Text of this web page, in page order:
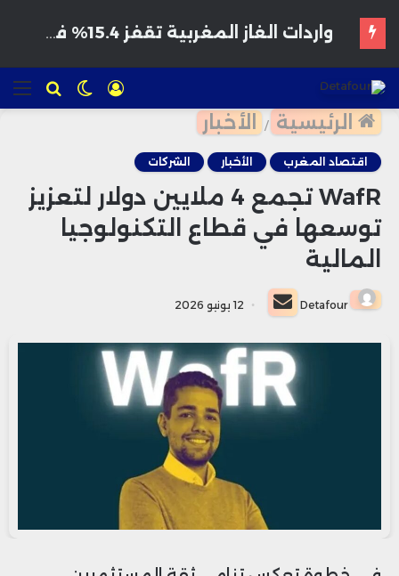
للبحث الوضع
المظلم
تسجيل
الدخول
الرئيسية / الأخبار
اقتصاد المغرب الأخبار الشركات
WafR تجمع 4 ملايين دولار لتعزيز
توسعها في قطاع التكنولوجيا
المالية
Detafour
أرسل
بريدا
إلكترونيا
12 يونيو 2026